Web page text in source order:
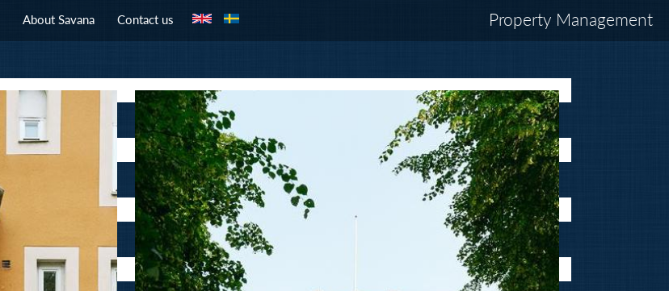
Jump to navigation
About Savana Contact us Property Management